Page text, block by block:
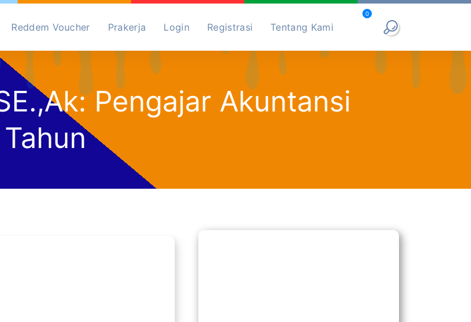
Reddem Voucher Prakerja Login Registrasi Tentang Kami
0
Pengajar Akuntansi